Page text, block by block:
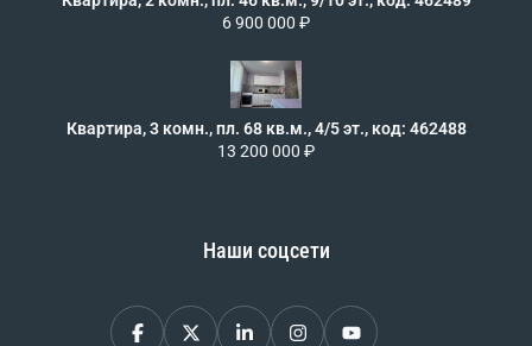
6 900 000 ₽
Квартира, 3 комн., пл. 68 кв.м., 4/5 эт., код: 462488
13 200 000 ₽
Наши соцсети